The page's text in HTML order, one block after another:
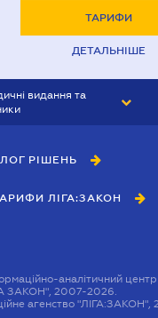
ТАРИФИ
ДЕТАЛЬНІШЕ
видання та
МСФЗ
РІШЕНЬ
ЛІГА:ЗАКОН
аналітичний
ЗАКОН", 2007-2026.
агенство